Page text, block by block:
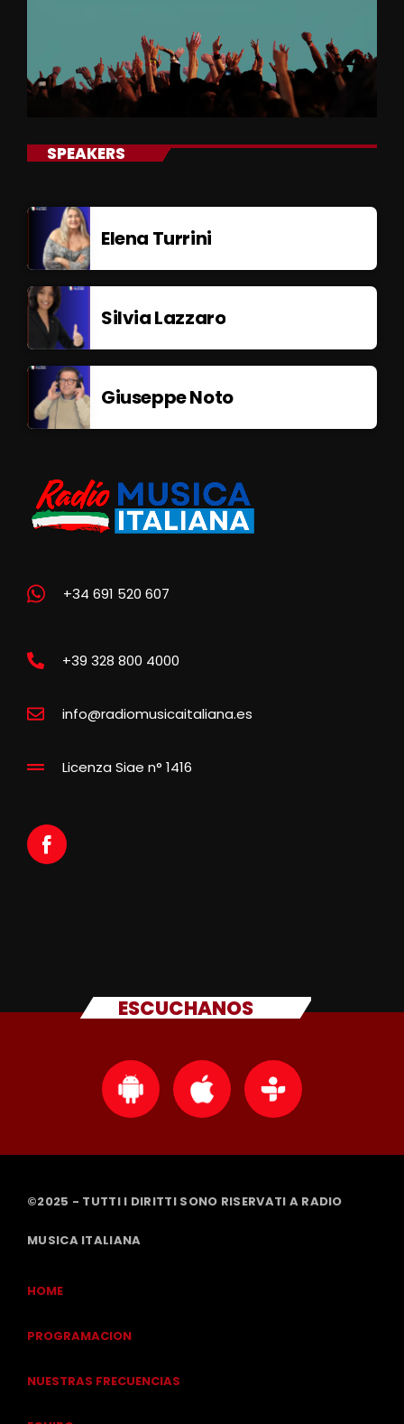
SPEAKERS
Elena Turrini
Silvia Lazzaro
Giuseppe Noto
+34 691 520 607
+39 328 800 4000
info@radiomusicaitaliana.es
Licenza Siae n° 1416
ESCUCHANOS
©2025 - TUTTI I DIRITTI SONO RISERVATI A RADIO
MUSICA ITALIANA
HOME
PROGRAMACION
NUESTRAS FRECUENCIAS